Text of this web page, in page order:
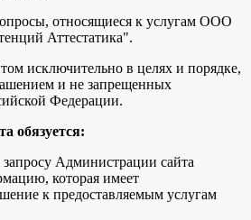
относящиеся к услугам ООО
Аттестатика".
исключительно в целях и порядке,
и не запрещенных
Федерации.
обязуется:
Администрации сайта
которая имеет
к предоставляемым услугам